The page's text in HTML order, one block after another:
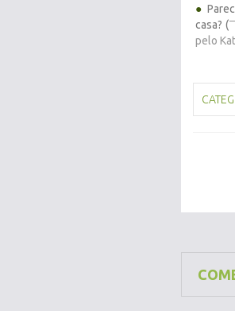
●
casa?
pelo